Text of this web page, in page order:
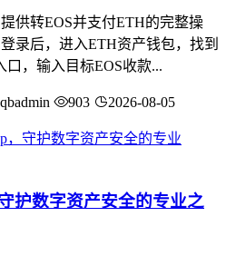
供转EOS并支付ETH的完整操
录后，进入ETH资产钱包，找到
口，输入目标EOS收款...
qbadmin 903 2026-08-05
护数字资产安全的专业之